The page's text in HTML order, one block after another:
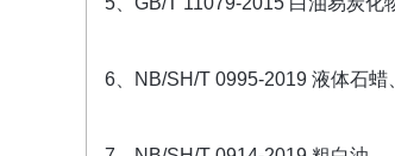
6、NB/SH/T 0995-2019 液体石